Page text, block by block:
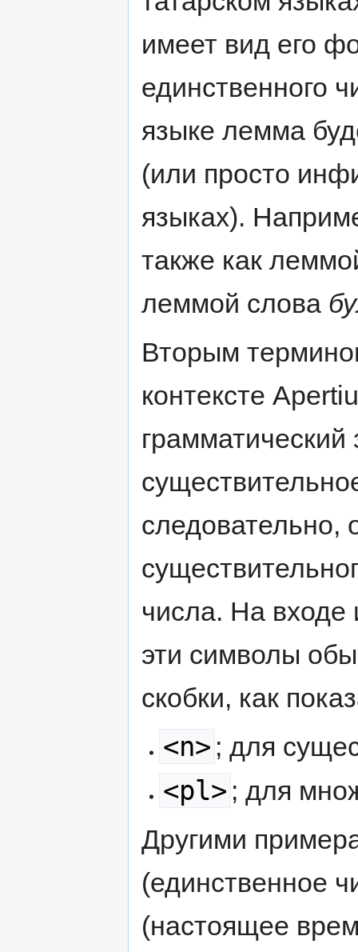
имеет вид его
единственного
языке лемма
(или просто
языках).
также как
леммой слова
Вторым
контексте
следовательно,
числа. На входе
эти символы
скобки, как
<n> ; для
<pl> ; для
Другими
(единственное
(настоящее